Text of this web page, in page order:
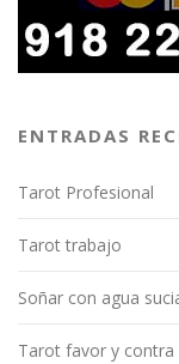
ENTRADAS
Tarot Profesional
Tarot trabajo
Soñar con agua
Tarot favor y contra